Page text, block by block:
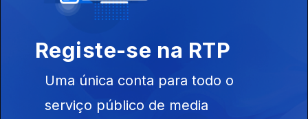
29 jul. 2026
Registe-se na RTP
Uma única conta para todo o
serviço público de media